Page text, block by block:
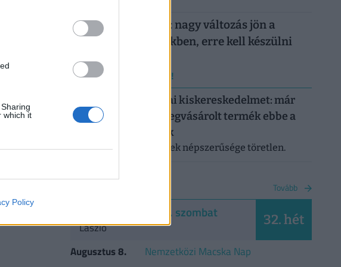
which it
Policy
Döntött a kormány: nagy változás jön a
háziorvosi rendelőkben, erre kell készülni
ERRŐL NE MARADJ LE!
Letarolták az európai kiskereskedelmet: már
minden második megvásárolt termék ebbe a
kategóriába tartozik
A saját márkás termékek népszerűsége töretlen.
Tovább
2026. augusztus 8. szombat
László 32. hét
Augusztus 8. Nemzetközi Macska Nap